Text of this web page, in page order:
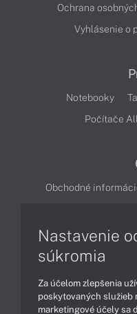
Ochrana
Vyhlásenie o
Notebooky
Počítače
Obchodné
Ako nakupovať
Podpora a servis
Nastavenie
súkromia
Za účelom zlepšenia
poskytovaných služieb
marketingové účely sa